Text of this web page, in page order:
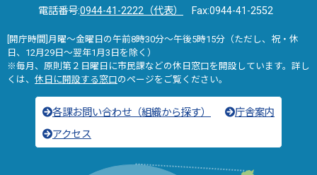
電話番号:0944-41-2222（代表） Fax:0944-41-2552
[開庁時間]月曜～金曜日の午前8時30分～午後5時15分（ただし、祝・休
日、12月29日～翌年1月3日を除く）
※毎月、原則第２日曜日に市民課などの休日窓口を開設しています。詳し
くは、 休日に開設する窓口のページをご覧ください。
各課お問い合わせ（組織から探す）
庁舎案内
アクセス